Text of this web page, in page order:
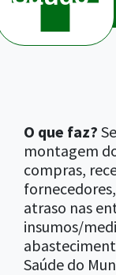
O que faz?
montagem
compras,
atraso nas
insumos/
Saúde do